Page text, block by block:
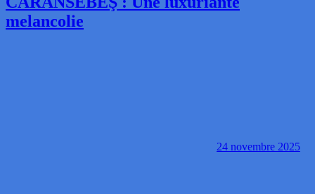
melancolie
24 novembre 2025